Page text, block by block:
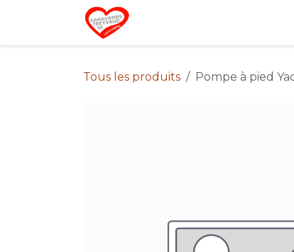
Se rendre au contenu
Tous les produits Pompe à pied